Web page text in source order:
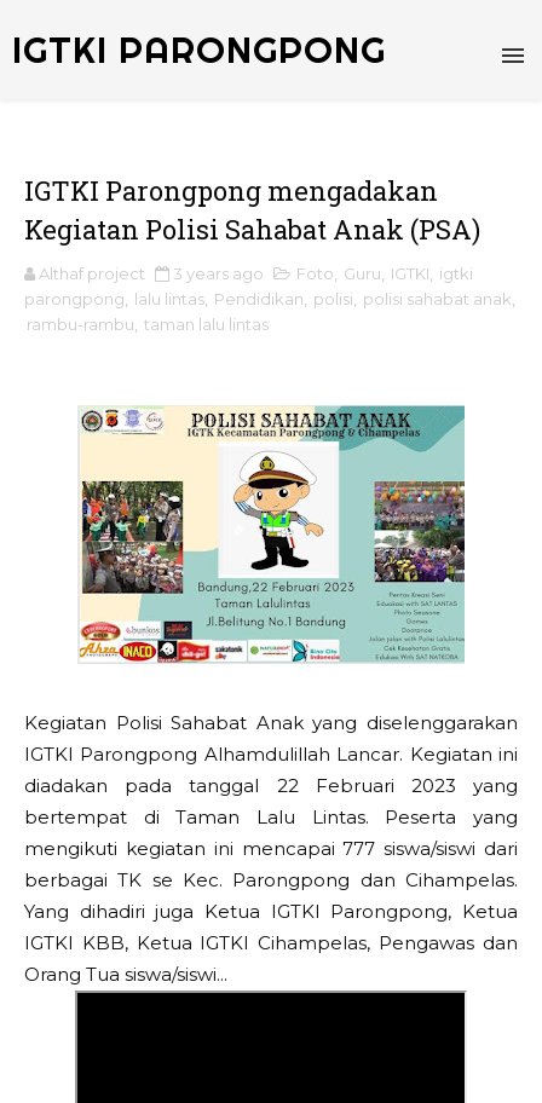
IGTKI PARONGPONG
IGTKI Parongpong mengadakan
Kegiatan Polisi Sahabat Anak (PSA)
Althaf project 3 years ago Foto Guru IGTKI
igtki
parongpong
lalu lintas Pendidikan polisi polisi sahabat anak
rambu-rambu taman lalu lintas
Kegiatan Polisi Sahabat Anak yang diselenggarakan
IGTKI Parongpong Alhamdulillah Lancar. Kegiatan ini
diadakan pada tanggal 22 Februari 2023 yang
bertempat di Taman Lalu Lintas. Peserta yang
mengikuti kegiatan ini mencapai 777 siswa/siswi dari
berbagai TK se Kec. Parongpong dan Cihampelas.
Yang dihadiri juga Ketua IGTKI Parongpong, Ketua
IGTKI KBB, Ketua IGTKI Cihampelas, Pengawas dan
Orang Tua siswa/siswi...